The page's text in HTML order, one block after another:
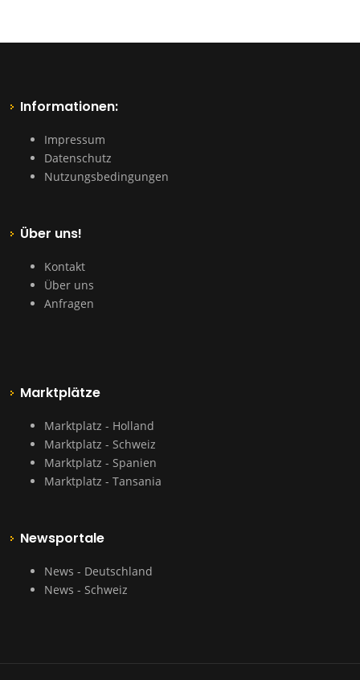
Informationen:
Impressum
Datenschutz
Nutzungsbedingungen
Über uns!
Kontakt
Über uns
Anfragen
Marktplätze
Marktplatz - Holland
Marktplatz - Schweiz
Marktplatz - Spanien
Marktplatz - Tansania
Newsportale
News - Deutschland
News - Schweiz